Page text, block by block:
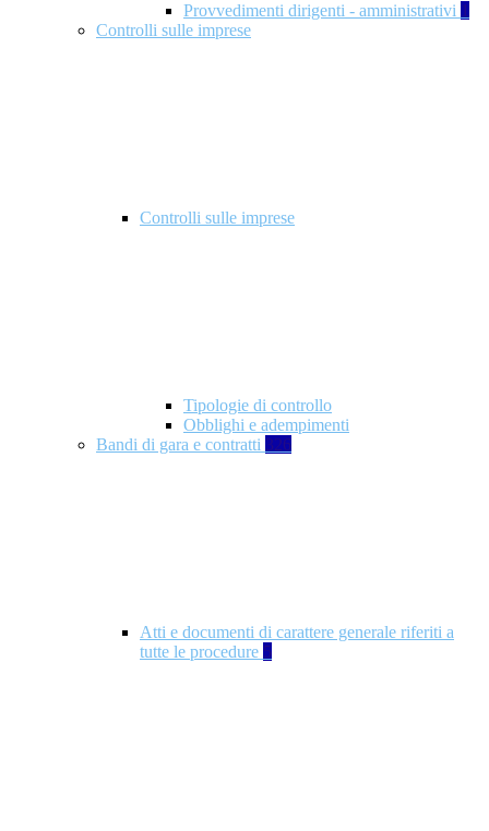
Provvedimenti dirigenti - amministrativi 1
Controlli sulle imprese
Controlli sulle imprese
Tipologie di controllo
Obblighi e adempimenti
Bandi di gara e contratti 326
Atti e documenti di carattere generale riferiti a
tutte le procedure 5